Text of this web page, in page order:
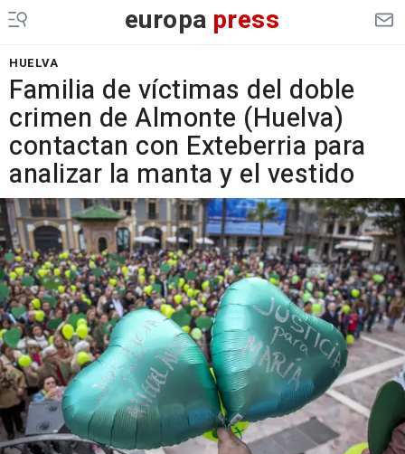
europa press
HUELVA
Familia de víctimas del doble
crimen de Almonte (Huelva)
contactan con Exteberria para
analizar la manta y el vestido